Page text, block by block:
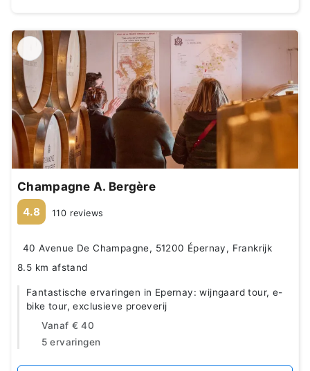
Champagne A. Bergère
4.8 110 reviews
40 Avenue De Champagne, 51200 Épernay, Frankrijk
8.5 km afstand
Fantastische ervaringen in Epernay: wijngaard tour, e-
bike tour, exclusieve proeverij
Vanaf € 40
5 ervaringen